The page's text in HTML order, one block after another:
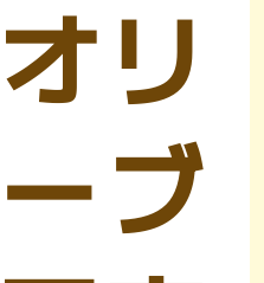
オリ
ーブ